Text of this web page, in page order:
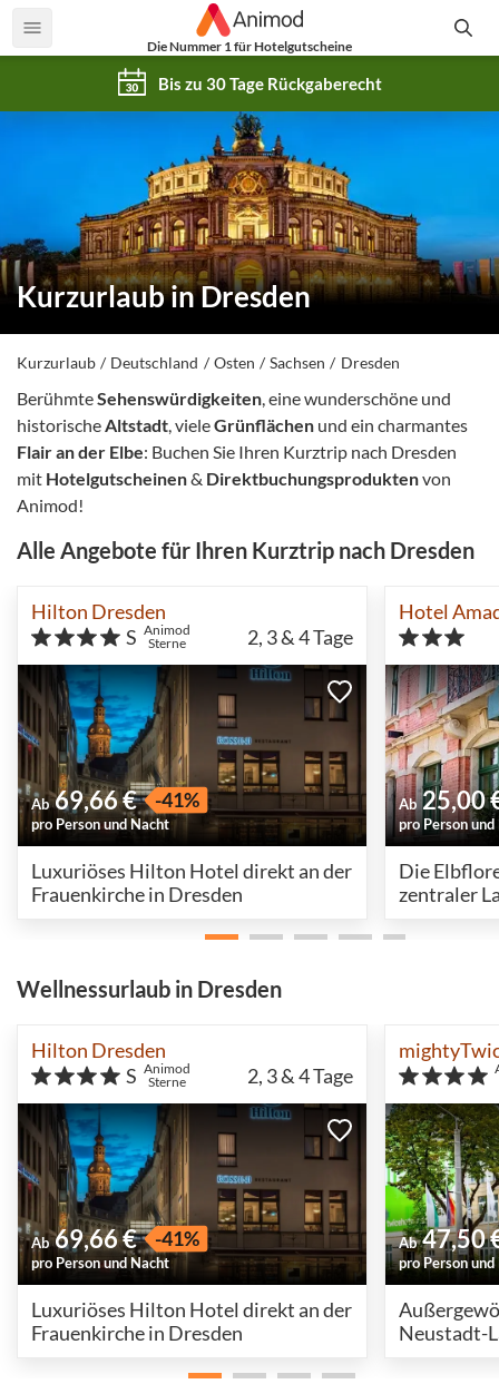
Die Nummer 1 für Hotelgutscheine
Bis zu 30 Tage Rückgaberecht
Kurzurlaub in Dresden
Kurzurlaub Deutschland Osten Sachsen Dresden
BerühmteSehenswürdigkeiten, eine wunderschöne und
historischeAltstadt, vieleGrünflächen und ein charmantes
Flair an der Elbe: Buchen Sie Ihren Kurztrip nach Dresden
mit Hotelgutscheinen& Direktbuchungsproduktenvon
Animod!
Alle Angebote für Ihren Kurztrip nach Dresden
Hilton Dresden
S Animod
Sterne
2, 3 & 4Tage
Ab 69,66 € -41%
pro Person und Nacht
Luxuriöses Hilton Hotel direkt an der
Frauenkirche in Dresden
Hotel
Ab 25,00
pro Person
Die
zentraler
Wellnessurlaub in Dresden
Hilton Dresden
S Animod
Sterne
2, 3 & 4Tage
Ab 69,66 € -41%
pro Person und Nacht
Luxuriöses Hilton Hotel direkt an der
Frauenkirche in Dresden
Ab 47,50
pro Person
Neustadt-